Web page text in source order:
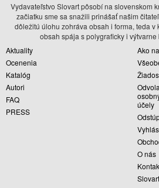
Vydavateľstvo Slovart pôsobí na slovenskom
začiatku sme sa snažili prinášať našim
dôležitú úlohu zohráva obsah i forma, teda v
obsah spája s polygraficky i
Aktuality
Ocenenia
Katalóg
Autori
FAQ
PRESS
Ako
účely
O nás